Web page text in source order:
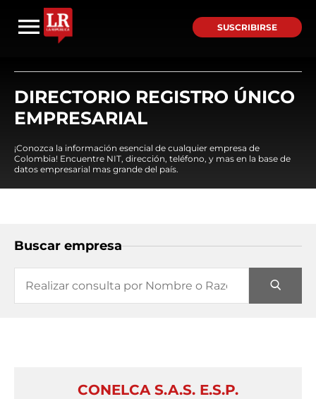
SUSCRIBIRSE
DIRECTORIO REGISTRO ÚNICO
EMPRESARIAL
¡Conozca la información esencial de cualquier empresa de
Colombia! Encuentre NIT, dirección, teléfono, y mas en la base de
datos empresarial mas grande del país.
Buscar empresa
CONELCA S.A.S. E.S.P.